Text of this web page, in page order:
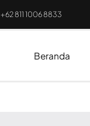
+62 811 1006 8833
Beranda